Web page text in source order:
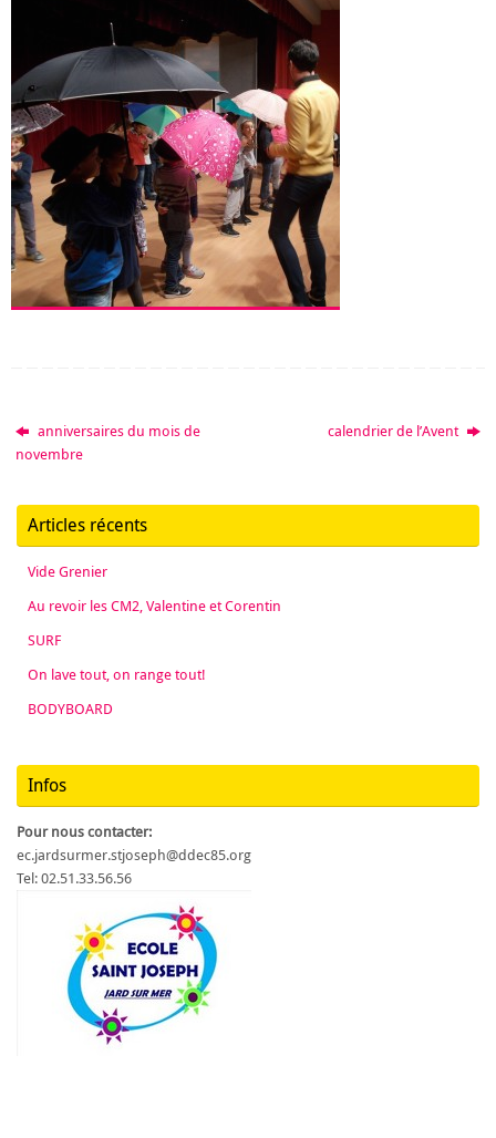
anniversaires du mois de
novembre
calendrier de l’Avent
Articles récents
Vide Grenier
Au revoir les CM2, Valentine et Corentin
SURF
On lave tout, on range tout!
BODYBOARD
Infos
Pour nous contacter:
ec.jardsurmer.stjoseph@ddec85.org
Tel: 02.51.33.56.56